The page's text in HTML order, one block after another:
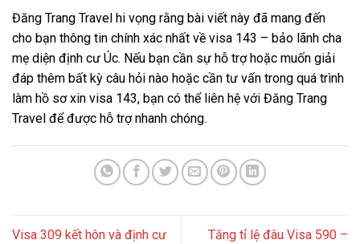
Đăng Trang Travel hi vọng rằng bài viết này đã mang đến
cho bạn thông tin chính xác nhất về visa 143 – bảo lãnh cha
mẹ diện định cư Úc. Nếu bạn cần sự hỗ trợ hoặc muốn giải
đáp thêm bất kỳ câu hỏi nào hoặc cần tư vấn trong quá trình
làm hồ sơ xin visa 143, bạn có thể liên hệ với Đăng Trang
Travel để được hỗ trợ nhanh chóng.
Visa 309 kết hôn và định cư
Tăng tỉ lệ đâu Visa 590 –